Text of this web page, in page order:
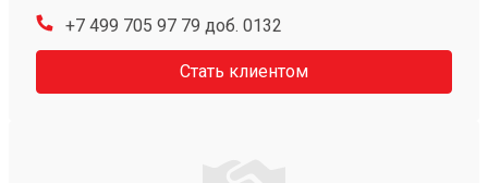
+7 499 705 97 79 доб. 0132
Стать клиентом